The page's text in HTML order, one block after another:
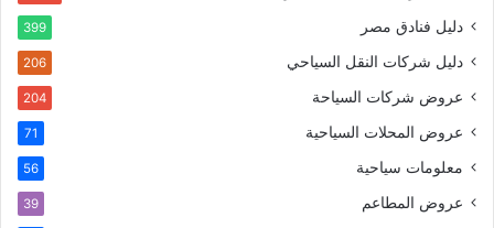
دليل فنادق مصر 399
دليل شركات النقل السياحي 206
عروض شركات السياحة 204
عروض المحلات السياحية 71
معلومات سياحية 56
عروض المطاعم 39